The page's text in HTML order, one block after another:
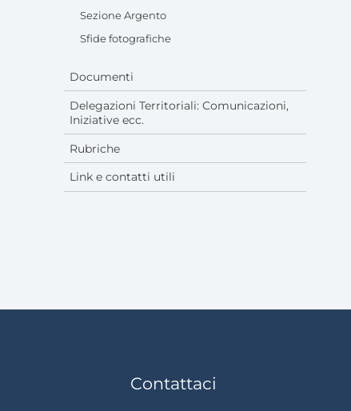
Sezione Argento
Sfide fotografiche
Documenti
Delegazioni Territoriali: Comunicazioni,
Iniziative ecc.
Rubriche
Link e contatti utili
Contattaci